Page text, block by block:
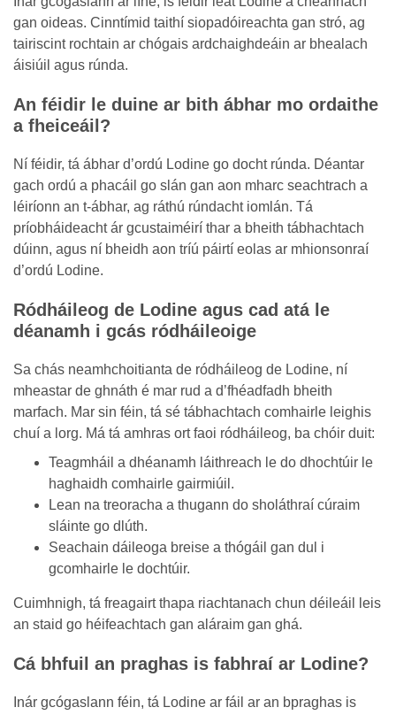
gan oideas. Cinntímid taithí siopadóireachta gan stró, ag
tairiscint rochtain ar chógais ardchaighdeáin ar bhealach
áisiúil agus rúnda.
An féidir le duine ar bith ábhar mo ordaithe
a fheiceáil?
Ní féidir, tá ábhar d’ordú Lodine go docht rúnda. Déantar
gach ordú a phacáil go slán gan aon mharc seachtrach a
léiríonn an t-ábhar, ag ráthú rúndacht iomlán. Tá
príobháideacht ár gcustaiméirí thar a bheith tábhachtach
dúinn, agus ní bheidh aon tríú páirtí eolas ar mhionsonraí
d’ordú Lodine.
Ródháileog de Lodine agus cad atá le
déanamh i gcás ródháileoige
Sa chás neamhchoitianta de ródháileog de Lodine, ní
mheastar de ghnáth é mar rud a d’fhéadfadh bheith
marfach. Mar sin féin, tá sé tábhachtach comhairle leighis
chuí a lorg. Má tá amhras ort faoi ródháileog, ba chóir duit:
Teagmháil a dhéanamh láithreach le do dhochtúir le
haghaidh comhairle gairmiúil.
Lean na treoracha a thugann do sholáthraí cúraim
sláinte go dlúth.
Seachain dáileoga breise a thógáil gan dul i
gcomhairle le dochtúir.
Cuimhnigh, tá freagairt thapa riachtanach chun déileáil leis
an staid go héifeachtach gan aláraim gan ghá.
Cá bhfuil an praghas is fabhraí ar Lodine?
Inár gcógaslann féin, tá Lodine ar fáil ar an bpraghas is